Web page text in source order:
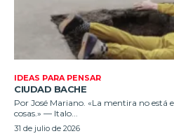
IDEAS PARA PENSAR
CIUDAD BACHE
Por José Mariano. «La mentira no está
cosas.» — Italo...
31 de julio de 2026